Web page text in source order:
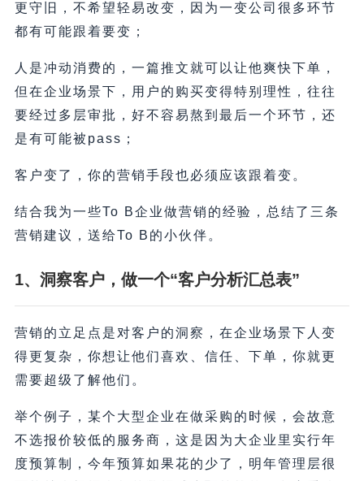
更守旧，不希望轻易改变，因为一变公司很多环节
都有可能跟着要变；
人是冲动消费的，一篇推文就可以让他爽快下单，
但在企业场景下，用户的购买变得特别理性，往往
要经过多层审批，好不容易熬到最后一个环节，还
是有可能被pass；
客户变了，你的营销手段也必须应该跟着变。
结合我为一些To B企业做营销的经验，总结了三条
营销建议，送给To B的小伙伴。
1、洞察客户，做一个“客户分析汇总表”
营销的立足点是对客户的洞察，在企业场景下人变
得更复杂，你想让他们喜欢、信任、下单，你就更
需要超级了解他们。
举个例子，某个大型企业在做采购的时候，会故意
不选报价较低的服务商，这是因为大企业里实行年
度预算制，今年预算如果花的少了，明年管理层很